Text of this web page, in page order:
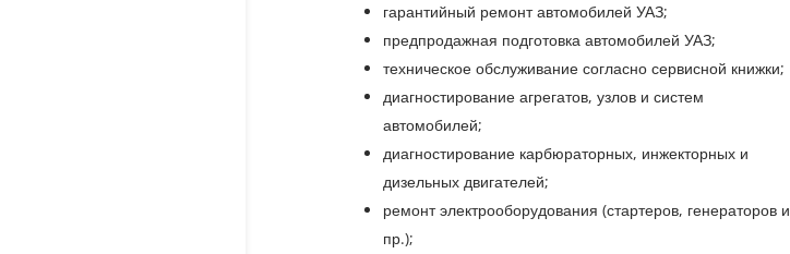
гарантийный ремонт автомобилей УАЗ;
предпродажная подготовка автомобилей УАЗ;
техническое обслуживание согласно сервисной книжки;
диагностирование агрегатов, узлов и систем
автомобилей;
диагностирование карбюраторных, инжекторных и
дизельных двигателей;
ремонт электрооборудования (стартеров, генераторов и
пр.);